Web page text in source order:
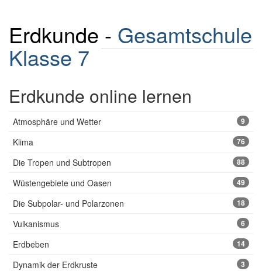
Erdkunde - Gesamtschule
Klasse 7
Erdkunde online lernen
Atmosphäre und Wetter 9
Klima 76
Die Tropen und Subtropen 88
Wüstengebiete und Oasen 49
Die Subpolar- und Polarzonen 18
Vulkanismus 6
Erdbeben 14
Dynamik der Erdkruste 3